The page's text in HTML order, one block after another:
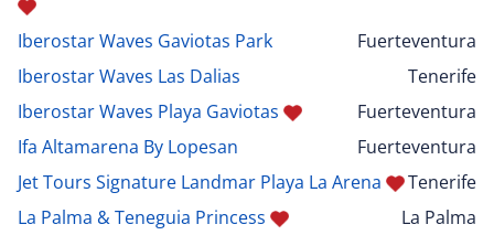
Iberostar Waves Gaviotas Park
Fuerteventura
Iberostar Waves Las Dalias
Tenerife
Iberostar Waves Playa Gaviotas
Fuerteventura
Ifa Altamarena By Lopesan
Fuerteventura
Jet Tours Signature Landmar Playa La Arena
Tenerife
La Palma & Teneguia Princess
La Palma